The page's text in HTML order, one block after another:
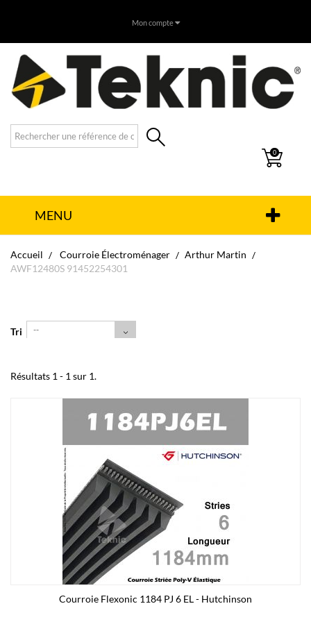
Mon compte
0
MENU
Accueil Courroie Électroménager
Arthur Martin
AWF12480S 91452254301
Tri --
Résultats 1 - 1 sur 1.
Courroie Flexonic 1184 PJ 6 EL - Hutchinson